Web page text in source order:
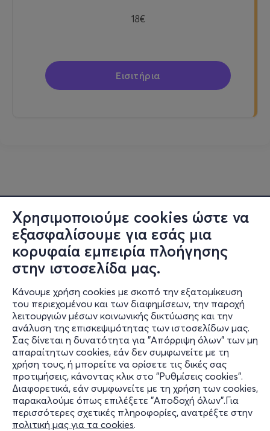
Χρησιμοποιούμε cookies ώστε να
εξασφαλίσουμε για εσάς μια
κορυφαία εμπειρία πλοήγησης
στην ιστοσελίδα μας.
Κάνουμε χρήση cookies με σκοπό την εξατομίκευση
του περιεχομένου και των διαφημίσεων, την παροχή
λειτουργιών μέσων κοινωνικής δικτύωσης και την
ανάλυση της επισκεψιμότητας των ιστοσελίδων μας.
Σας δίνεται η δυνατότητα για "Απόρριψη όλων" των μη
απαραίτητων cookies, εάν δεν συμφωνείτε με τη
χρήση τους, ή μπορείτε να ορίσετε τις δικές σας
προτιμήσεις, κάνοντας κλικ στο "Ρυθμίσεις cookies".
Διαφορετικά, εάν συμφωνείτε με τη χρήση των cookies,
παρακαλούμε όπως επιλέξετε "Αποδοχή όλων".Για
περισσότερες σχετικές πληροφορίες, ανατρέξτε στην
πολιτική μας για τα cookies.
18€
Εισιτήρια
Πληροφορίες
Υποστήριξη
Stay Connected